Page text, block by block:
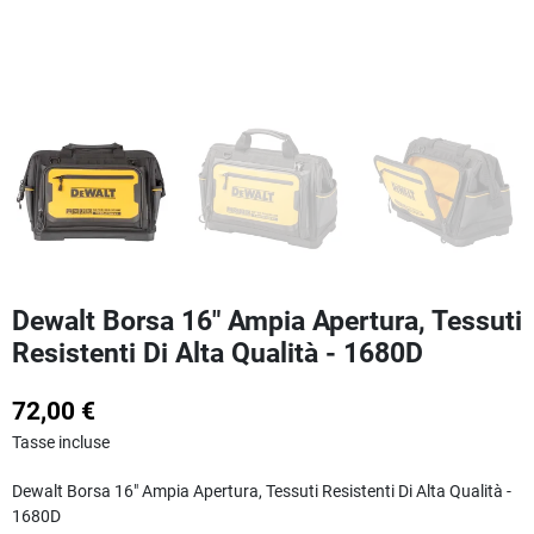
Dewalt Borsa 16" Ampia Apertura, Tessuti
Resistenti Di Alta Qualità - 1680D
72,00 €
Tasse incluse
Dewalt Borsa 16" Ampia Apertura, Tessuti Resistenti Di Alta Qualità -
1680D